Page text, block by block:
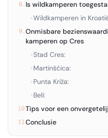
8. Is wildkamperen
›Wildkamperen in
9.Onmisbare
kamperen op Cres
›Stad Cres:
› Martinšćica:
› Punta Križa:
› Beli:
10.Tips voor een
11.Conclusie